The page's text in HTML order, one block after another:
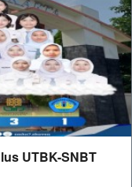
UTBK-SNBT